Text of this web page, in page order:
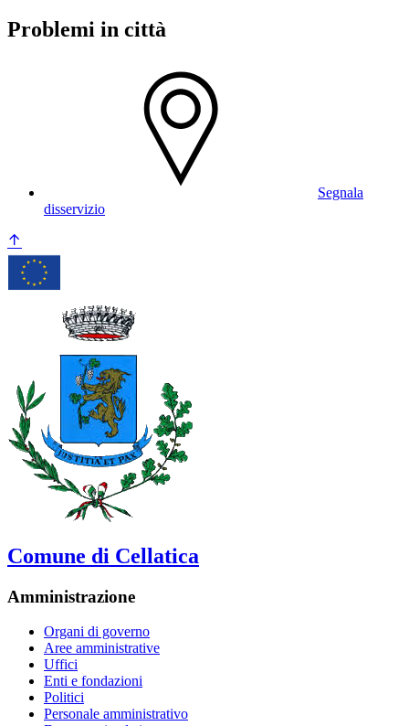
Problemi in città
Segnala
disservizio
Comune di Cellatica
Amministrazione
Organi di governo
Aree amministrative
Uffici
Enti e fondazioni
Politici
Personale amministrativo